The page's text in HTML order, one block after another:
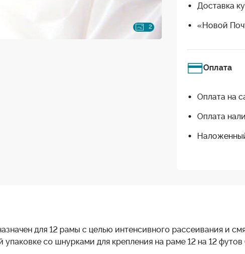
2
Доставка
«Новой
Оплата
Оплата на
Оплата
для 12 рамы с целью интенсивного рассеивания и
со шнурками для крепления на раме 12 на 12 футов